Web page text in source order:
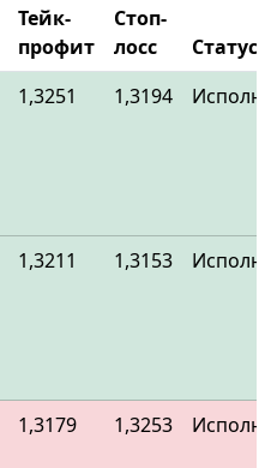
Тейк-
профит
Стоп-
лосс
Статус
1,3251 1,3194
1,3211 1,3153
1,3179 1,3253